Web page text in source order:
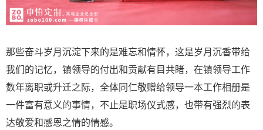
那些奋斗岁月沉淀下来的是难忘和情怀，这是岁月沉香带给
我们的记忆，镇领导的付出和贡献有目共睹，在镇领导工作
数年离职或升迁之际，全体同仁敬赠给领导一本工作相册是
一件富有意义的事情，不止是职场仪式感，也带有强烈的表
达敬爱和感恩之情的情感。